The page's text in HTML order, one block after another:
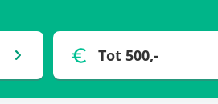
Tot 500,-